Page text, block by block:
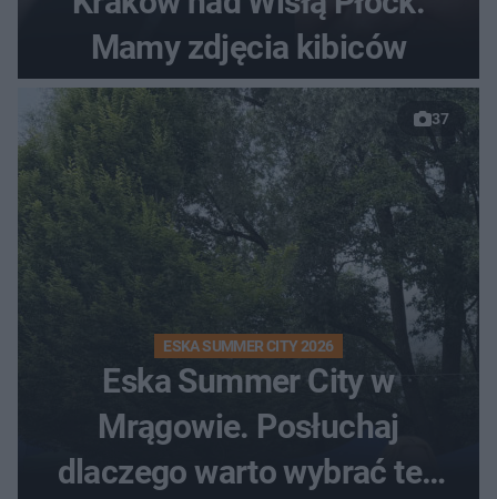
Mamy zdjęcia kibiców
37
ESKA SUMMER CITY 2026
Eska Summer City w
Mrągowie. Posłuchaj
dlaczego warto wybrać ten